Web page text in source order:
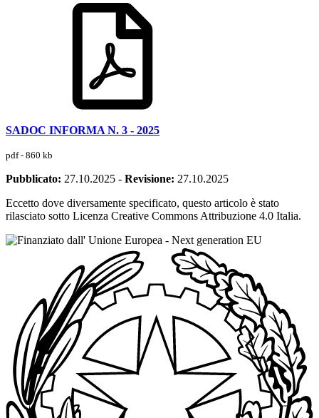
SADOC INFORMA N. 3 - 2025
pdf - 860 kb
Pubblicato: 27.10.2025 - Revisione: 27.10.2025
Eccetto dove diversamente specificato, questo articolo è stato
rilasciato sotto Licenza Creative Commons Attribuzione 4.0 Italia.